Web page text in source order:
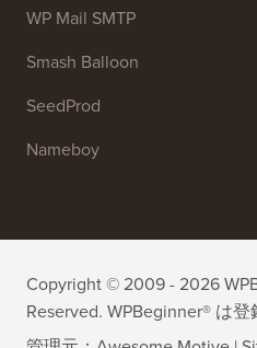
OptinMonster
WPForms
All in One SEO
WP Mail SMTP
Smash Balloon
SeedProd